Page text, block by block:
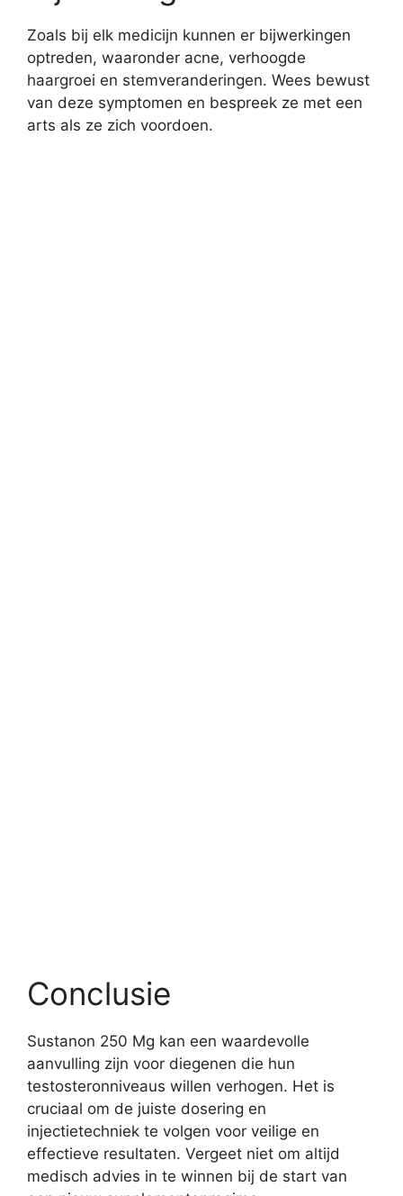
Zoals bij elk medicijn kunnen er bijwerkingen
optreden, waaronder acne, verhoogde
haargroei en stemveranderingen. Wees bewust
van deze symptomen en bespreek ze met een
arts als ze zich voordoen.
Conclusie
Sustanon 250 Mg kan een waardevolle
aanvulling zijn voor diegenen die hun
testosteronniveaus willen verhogen. Het is
cruciaal om de juiste dosering en
injectietechniek te volgen voor veilige en
effectieve resultaten. Vergeet niet om altijd
medisch advies in te winnen bij de start van